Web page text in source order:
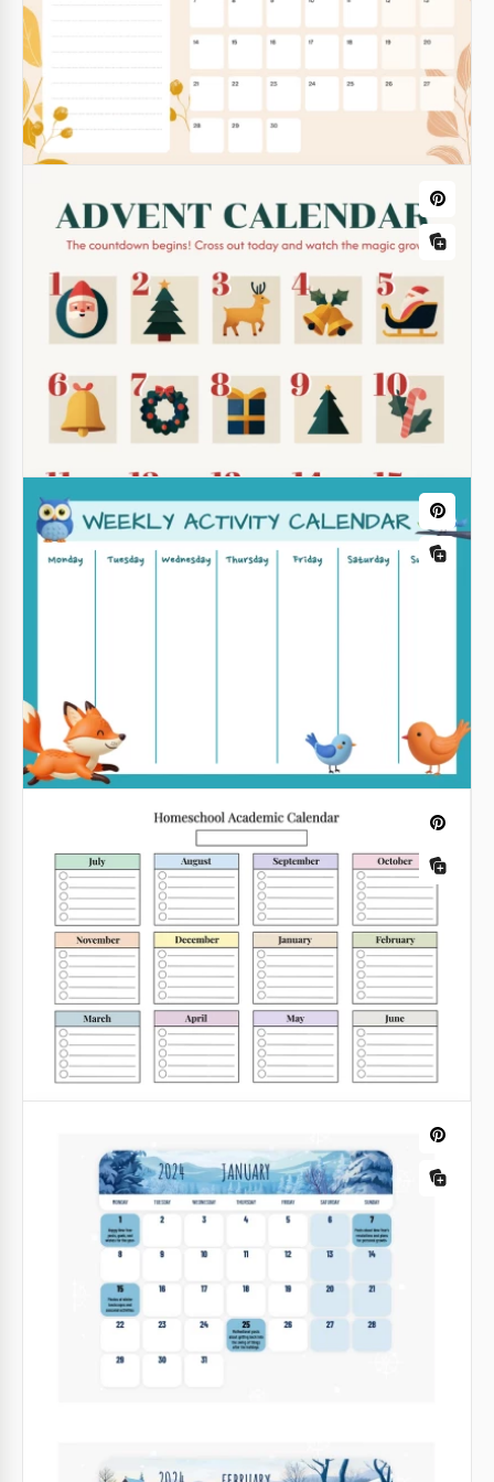
Calendrier mensuel floral
Bienvenue dans notre Light Editable Calendar -
votre outil de prédilection pour rester organisé et au
top de votre emploi du temps chargé.
Google Sheets
Modèle de calendrier de septembre
2025-2026
Google Slides